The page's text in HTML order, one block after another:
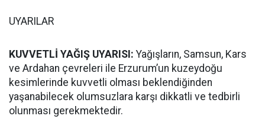
UYARILAR
KUVVETLİ YAĞIŞ UYARISI: Yağışların, Samsun, Kars
ve Ardahan çevreleri ile Erzurum’un kuzeydoğu
kesimlerinde kuvvetli olması beklendiğinden
yaşanabilecek olumsuzlara karşı dikkatli ve tedbirli
olunması gerekmektedir.